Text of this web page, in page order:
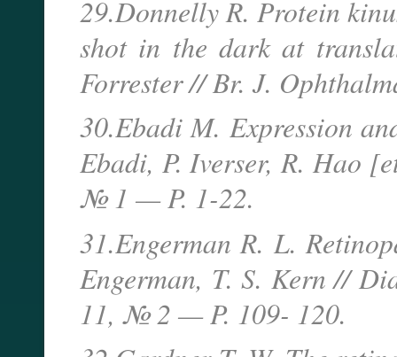
29.Donnelly R. Protein
shot in the dark at
Forrester // Br. J.
30.Ebadi M. Expression
Ebadi, P. Iverser, R. Hao
№ 1 — P. 1-22.
31.Engerman R. L.
Engerman, T. S. Kern //
11, № 2 — P. 109- 120.